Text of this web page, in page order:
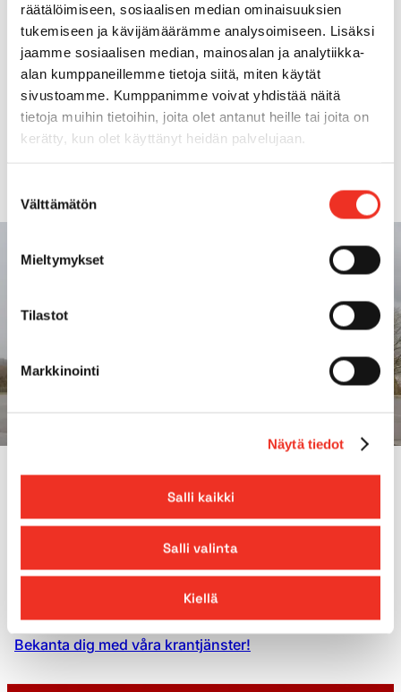
räätälöimiseen, sosiaalisen median ominaisuuksien
tukemiseen ja kävijämäärämme analysoimiseen. Lisäksi
jaamme sosiaalisen median, mainosalan ja analytiikka-
alan kumppaneillemme tietoja siitä, miten käytät
sivustoamme. Kumppanimme voivat yhdistää näitä
tietoja muihin tietoihin, joita olet antanut heille tai joita on
kerätty, kun olet käyttänyt heidän palvelujaan.
valinta
Välttämätön
Mieltymykset
Tilastot
Markkinointi
Näytä tiedot
Salli kaikki
Salli valinta
Kiellä
Max. motvikt 373t
Transportlängd 9,70m
Transportbredd 8,40m
VARFÖR PEKKANISKA?
Uthyrning av kranar från
uppgift är att göra ditt arbete enklare!
Bekanta dig med våra krantjänster!